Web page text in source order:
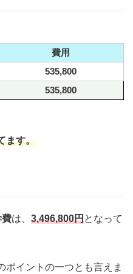
費用
535,800
535,800
ます。
費は、 3,496,800円となって
ポイントの一つとも言えま